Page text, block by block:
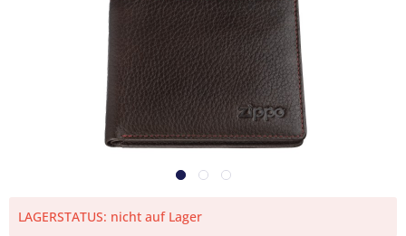
LAGERSTATUS: nicht auf Lager